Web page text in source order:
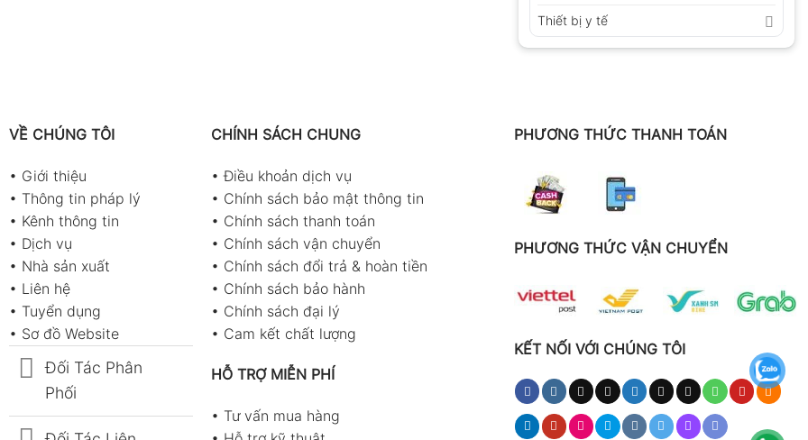
Thiết bị y tế
VỀ CHÚNG TÔI
• Giới thiệu
• Thông tin pháp lý
• Kênh thông tin
• Dịch vụ
• Nhà sản xuất
• Liên hệ
• Tuyển dụng
• Sơ đồ Website
Đối Tác Phân
Phối
CHÍNH SÁCH CHUNG
•Điều khoản dịch vụ
• Chính sách bảo mật thông tin
• Chính sách thanh toán
• Chính sách vận chuyển
• Chính sách đổi trả & hoàn tiền
• Chính sách bảo hành
• Chính sách đại lý
• Cam kết chất lượng
HỖ TRỢ MIỄN PHÍ
• Tư vấn mua hàng
PHƯƠNG THỨC THANH TOÁN
PHƯƠNG THỨC VẬN CHUYỂN
KẾT NỐI VỚI CHÚNG TÔI